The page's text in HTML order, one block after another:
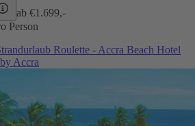
ab €1.699,-
Person
Roulette - Accra Beach Hotel
Accra